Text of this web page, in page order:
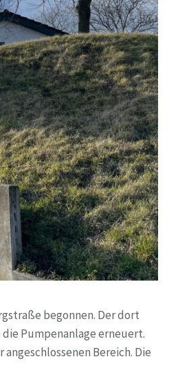
begonnen. Der dort
Pumpenanlage erneuert.
Bereich. Die